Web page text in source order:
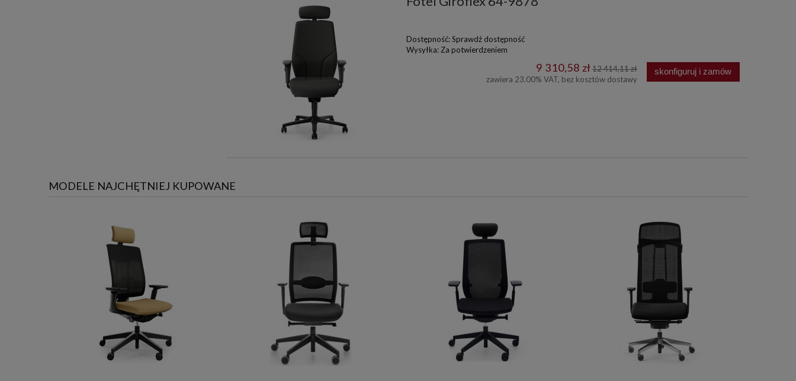
Dostępność: Sprawdź dostępność
Wysyłka: Za potwierdzeniem
9 310,58 zł 12 414,11 zł
zawiera 23.00% VAT, bez kosztów dostawy
skonfiguruj i zamów
MODELE NAJCHĘTNIEJ KUPOWANE